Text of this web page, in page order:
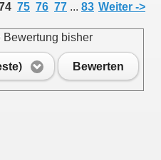
75 76 77 ... 83 Weiter ->
Bewertung bisher
Bewerten